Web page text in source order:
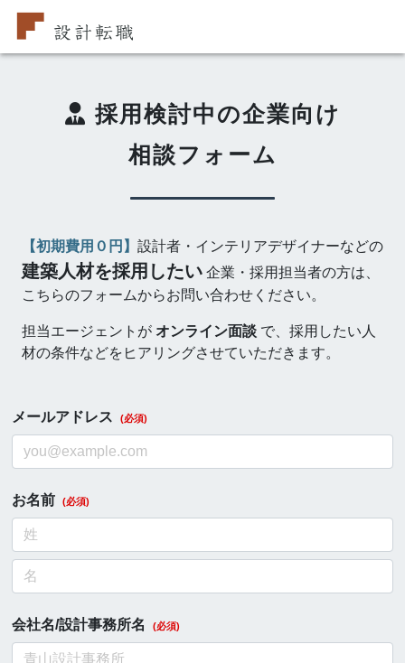
採用検討中の企業向け
相談フォーム
【初期費用０円】 設計者・インテリアデザイナーなどの
建築人材を採用したい 企業・採用担当者の方は、
こちらのフォームからお問い合わせください。
担当エージェントが オンライン面談 で、採用したい人
材の条件などをヒアリングさせていただきます。
メールアドレス
お名前
会社名/設計事務所名